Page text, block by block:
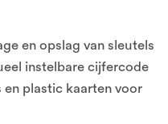
en opslag van sleutels
instelbare cijfercode
en plastic kaarten voor